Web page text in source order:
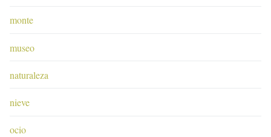
monte
museo
naturaleza
nieve
ocio